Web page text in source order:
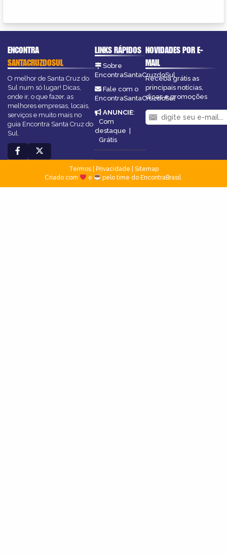
ENCONTRA
SANTACRUZDOSUL
O melhor de Santa Cruz do
Sul num só lugar! Dicas,
onde ir, o que fazer, as
melhores empresas, locais,
serviços e muito mais no
guia Encontra Santa Cruz do
Sul.
LINKS RÁPIDOS
Sobre
EncontraSantaCruzdoSul
Fale com o
EncontraSantaCruzdoSul
ANUNCIE:
Com
destaque |
Grátis
NOVIDADES POR E-
MAIL
Receba grátis as
principais notícias,
dicas e promoções
Termos| Privacidade
Sitemap
Criado com
e pelo time do EncontraBrasil